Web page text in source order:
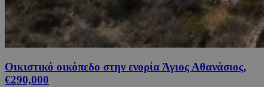
Οικιστικό οικόπεδο στην ενορία Άγιος Αθανάσιος,
€290,000